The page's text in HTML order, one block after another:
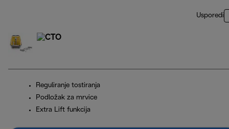
Usporedi
Reguliranje tostiranja
Podložak za mrvice
Extra Lift funkcija